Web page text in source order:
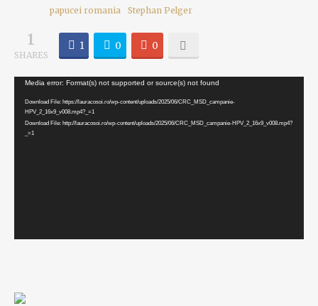
papucei romania Stephan Pelger
1
SHARES
1 0 0
Video
Player
Media error: Format(s) not supported or source(s) not found
Download File: https://lauracosoi.ro/wp-content/uploads/2025/06/CRC_MSD_campanie-
HPV_2_16x9_v008.mp4?_=1
Download File: http://lauracosoi.ro/wp-content/uploads/2025/06/CRC_MSD_campanie-HPV_2_16x9_v008.mp4?
_=1